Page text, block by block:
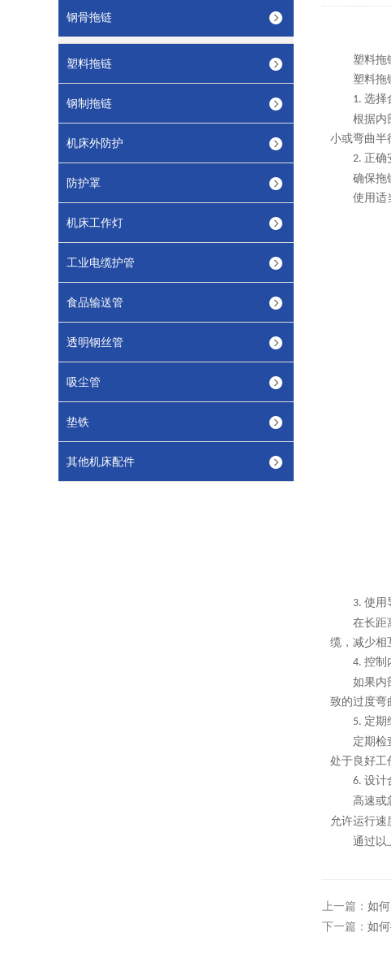
钢骨拖链
塑料拖链
钢制拖链
机床外防护
防护罩
机床工作灯
工业电缆护管
食品输送管
透明钢丝管
吸尘管
垫铁
其他机床配件
塑料拖
塑料拖
1. 选择
根据内
小或弯曲半
2. 正确
确保拖
使用适
3. 使用
在长距
缆，减少相
4. 控制
如果内
致的过度弯
5. 定期
定期检
处于良好工
6. 设计
高速或
允许运行速
通过以
上一篇： 如
下一篇： 如